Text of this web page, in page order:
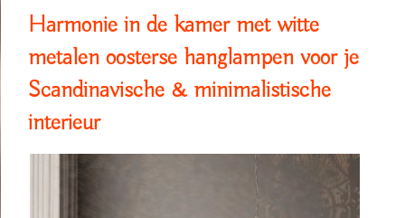
Harmonie in de kamer met witte
metalen oosterse hanglampen voor je
Scandinavische & minimalistische
interieur